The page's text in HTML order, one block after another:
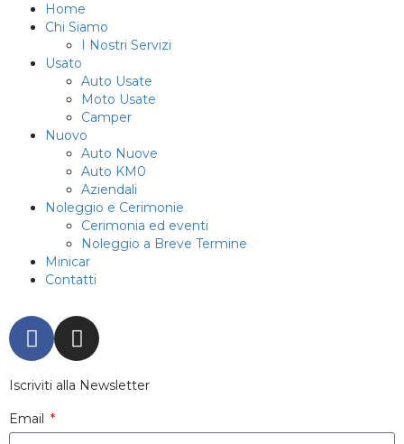
Home
Chi Siamo
I Nostri Servizi
Usato
Auto Usate
Moto Usate
Camper
Nuovo
Auto Nuove
Auto KM0
Aziendali
Noleggio e Cerimonie
Cerimonia ed eventi
Noleggio a Breve Termine
Minicar
Contatti
Iscriviti alla Newsletter
Email